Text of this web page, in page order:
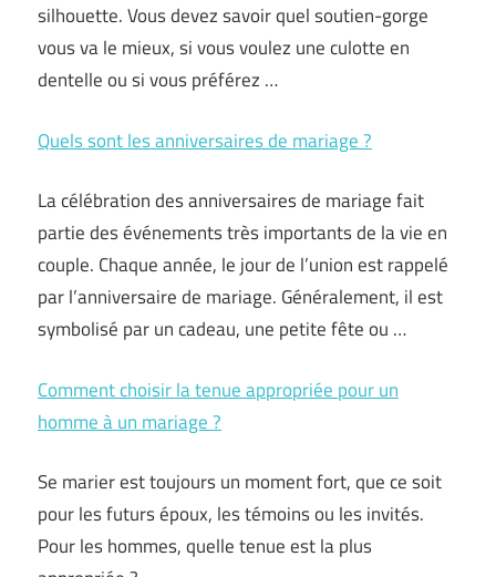
silhouette. Vous devez savoir quel soutien-gorge
vous va le mieux, si vous voulez une culotte en
dentelle ou si vous préférez …
Quels sont les anniversaires de mariage ?
La célébration des anniversaires de mariage fait
partie des événements très importants de la vie en
couple. Chaque année, le jour de l’union est rappelé
par l’anniversaire de mariage. Généralement, il est
symbolisé par un cadeau, une petite fête ou …
Comment choisir la tenue appropriée pour un
homme à un mariage ?
Se marier est toujours un moment fort, que ce soit
pour les futurs époux, les témoins ou les invités.
Pour les hommes, quelle tenue est la plus